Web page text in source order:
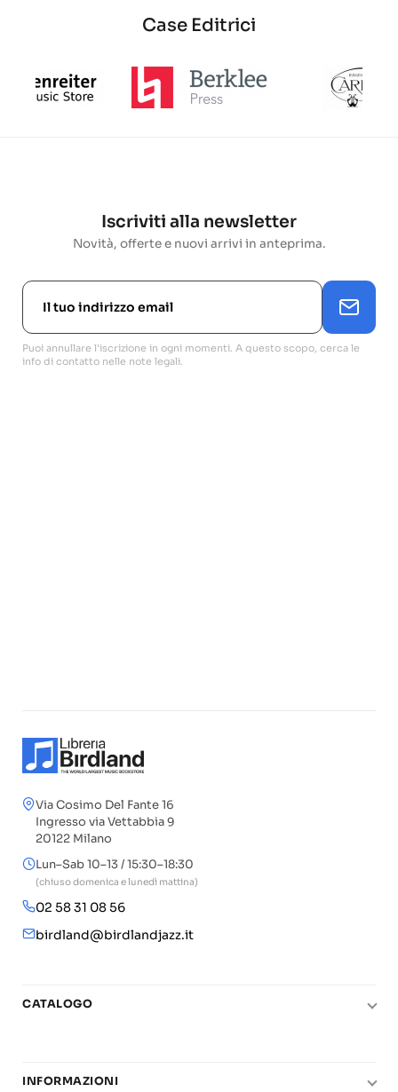
Case Editrici
Iscriviti alla newsletter
Novità, offerte e nuovi arrivi in anteprima.
Puoi annullare l'iscrizione in ogni momenti. A questo scopo, cerca le
info di contatto nelle note legali.
Via Cosimo Del Fante 16
Ingresso via Vettabbia 9
20122 Milano
Lun–Sab 10–13 / 15:30–18:30
(chiuso domenica e lunedì mattina)
02 58 31 08 56
birdland@birdlandjazz.it
CATALOGO
Chitarra
INFORMAZIONI